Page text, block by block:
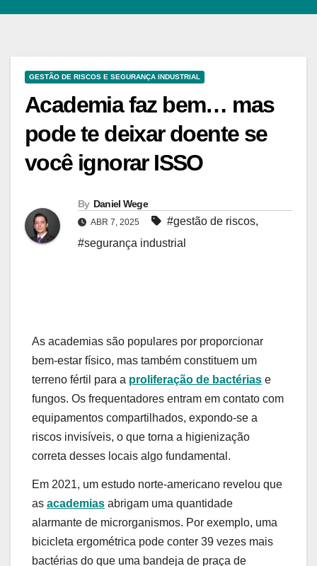
GESTÃO DE RISCOS E SEGURANÇA INDUSTRIAL
Academia faz bem… mas
pode te deixar doente se
você ignorar ISSO
By Daniel Wege
ABR 7, 2025 #gestão de riscos,
#segurança industrial
As academias são populares por proporcionar
bem-estar físico, mas também constituem um
terreno fértil para a proliferação de bactérias e
fungos. Os frequentadores entram em contato com
equipamentos compartilhados, expondo-se a
riscos invisíveis, o que torna a higienização
correta desses locais algo fundamental.
Em 2021, um estudo norte-americano revelou que
as academias abrigam uma quantidade
alarmante de microrganismos. Por exemplo, uma
bicicleta ergométrica pode conter 39 vezes mais
bactérias do que uma bandeja de praça de